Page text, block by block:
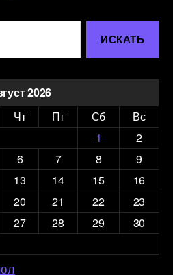
2026
Чт Пт Сб
Вс
1
2
6 7 8
9
13 14 15
16
20 21 22
23
27 28 29
30